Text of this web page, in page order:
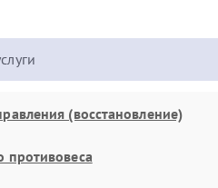
(восстановление)
противовеса